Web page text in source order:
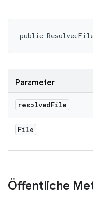
public
Parameter
resolvedFile
File
Öffentliche